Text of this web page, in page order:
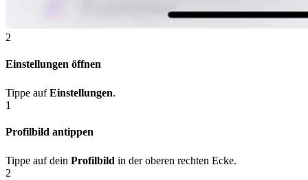
2
Einstellungen öffnen
Tippe aufEinstellungen.
1
Profilbild antippen
Tippe auf dein Profilbild in der oberen rechten Ecke.
2